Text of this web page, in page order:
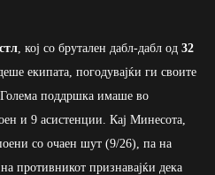
, кој со брутален дабл-дабл од 32
екипата, погодувајќи ги своите
поддршка имаше во
и 9 асистенции. Кај Минесота,
со очаен шут (9/26), па на
противникот признавајќи дека